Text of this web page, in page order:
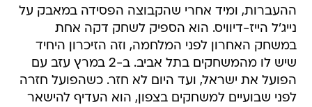
ההעברות, ומיד אחרי שהקבוצה הפסידה במאבק על
נייג'ל הייז-דיוויס. הוא הספיק לשחק דקה אחת
במשחק האחרון לפני המלחמה, וזה הזיכרון היחיד
שיש לו מהמשחקים בתל אביב. ב-2 במרץ עזב עם
הפועל את ישראל, ועד היום לא חזר. כשהפועל חזרה
לפני שבועיים למשחקים בצפון, הוא העדיף להישאר